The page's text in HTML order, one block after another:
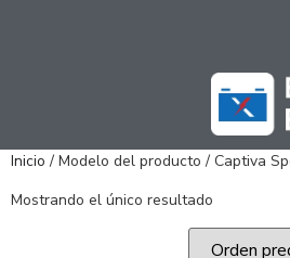
Inicio / Modelo del producto / Captiva
Mostrando el único resultado